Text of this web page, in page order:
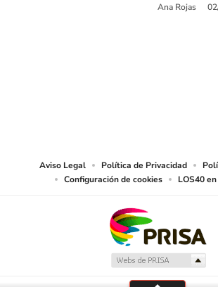
Ana Rojas
Aviso Legal Política de Privacidad
Configuración de cookies
LOS40